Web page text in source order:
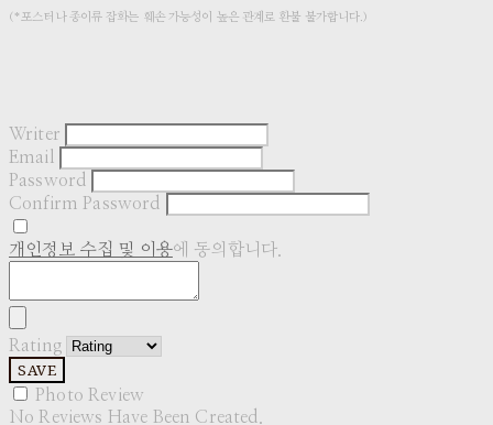
(*포스터나 종이류 잡화는 훼손 가능성이 높은 관계로 환불 불가합니다.)
Writer
Email
Password
Confirm Password
개인정보 수집 및 이용에 동의합니다.
Rating
SAVE
Photo Review
No Reviews Have Been Created.